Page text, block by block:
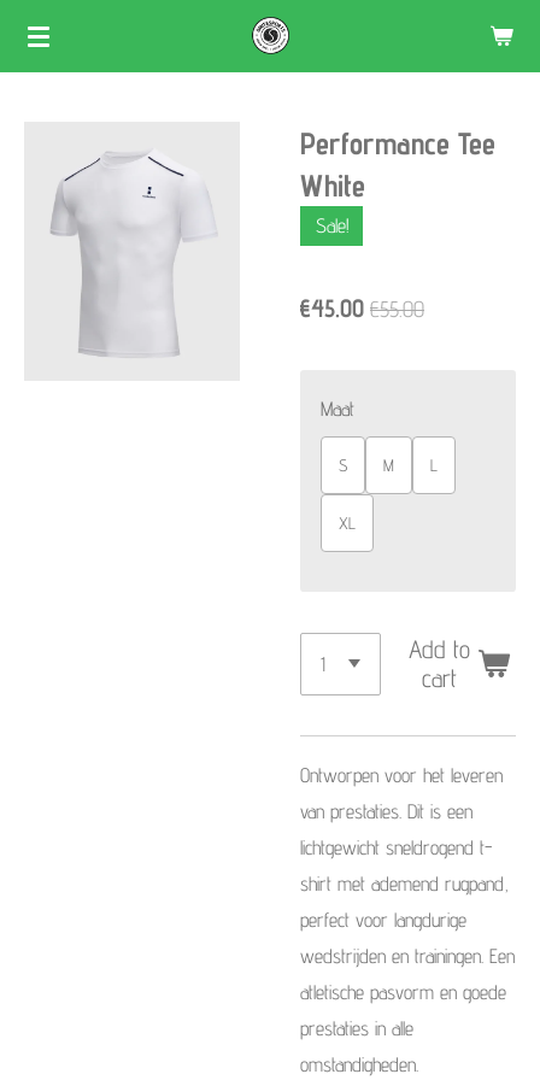
Skip
Performance Tee
White
Sale!
€45.00 €55.00
Maat
S M L
XL
Add to
cart
Ontworpen voor het leveren
van prestaties. Dit is een
lichtgewicht sneldrogend t-
shirt met ademend rugpand,
perfect voor langdurige
wedstrijden en trainingen. Een
atletische pasvorm en goede
prestaties in alle
omstandigheden.